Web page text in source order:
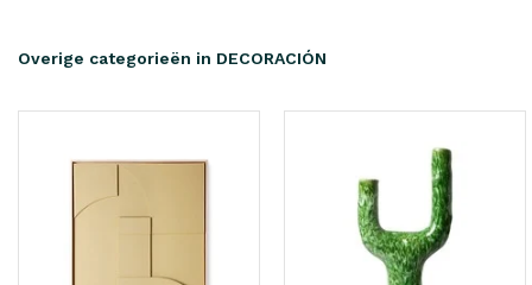
Overige categorieën in DECORACIÓN